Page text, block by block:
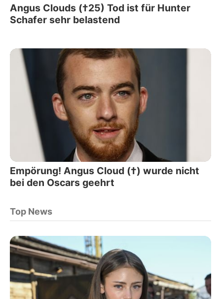
Angus Clouds (†25) Tod ist für Hunter
Schafer sehr belastend
Empörung! Angus Cloud (†) wurde nicht
bei den Oscars geehrt
Top News